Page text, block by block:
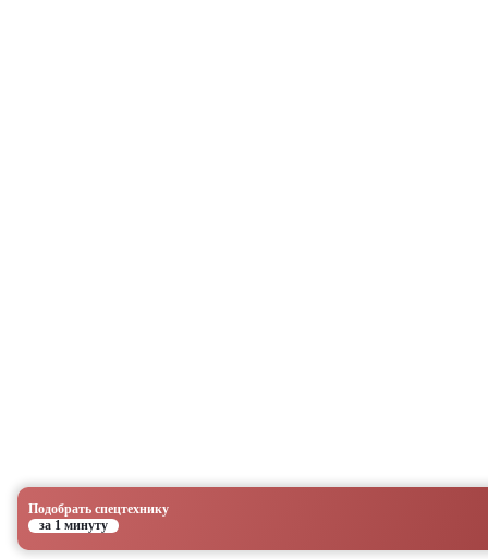
Подобрать спецтехнику
за 1 минуту